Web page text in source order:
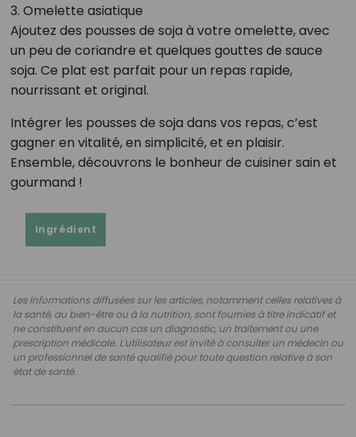
3. Omelette asiatique
Ajoutez des pousses de soja à votre omelette, avec
un peu de coriandre et quelques gouttes de sauce
soja. Ce plat est parfait pour un repas rapide,
nourrissant et original.
Intégrer les pousses de soja dans vos repas, c’est
gagner en vitalité, en simplicité, et en plaisir.
Ensemble, découvrons le bonheur de cuisiner sain et
gourmand !
Ingrédient
Les informations diffusées sur les articles, notamment celles relatives à
la santé, au bien-être ou à la nutrition, sont fournies à titre indicatif et
ne constituent en aucun cas un diagnostic, un traitement ou une
prescription médicale. L'utilisateur est invité à consulter un médecin ou
un professionnel de santé qualifié pour toute question relative à son
état de santé.